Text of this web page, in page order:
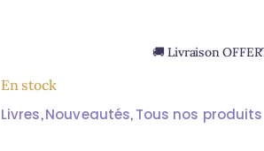
🚚 Livraison
En stock
Livres,Nouveautés, Tous nos produits